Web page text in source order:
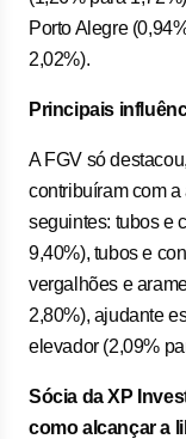
Porto Alegre
2,02%).
Principais
A FGV só
contribuíram com
seguintes: tubos e
9,40%), tubos e
vergalhões e
2,80%), ajudante
elevador (2,09%
Sócia da XP
como alcançar a